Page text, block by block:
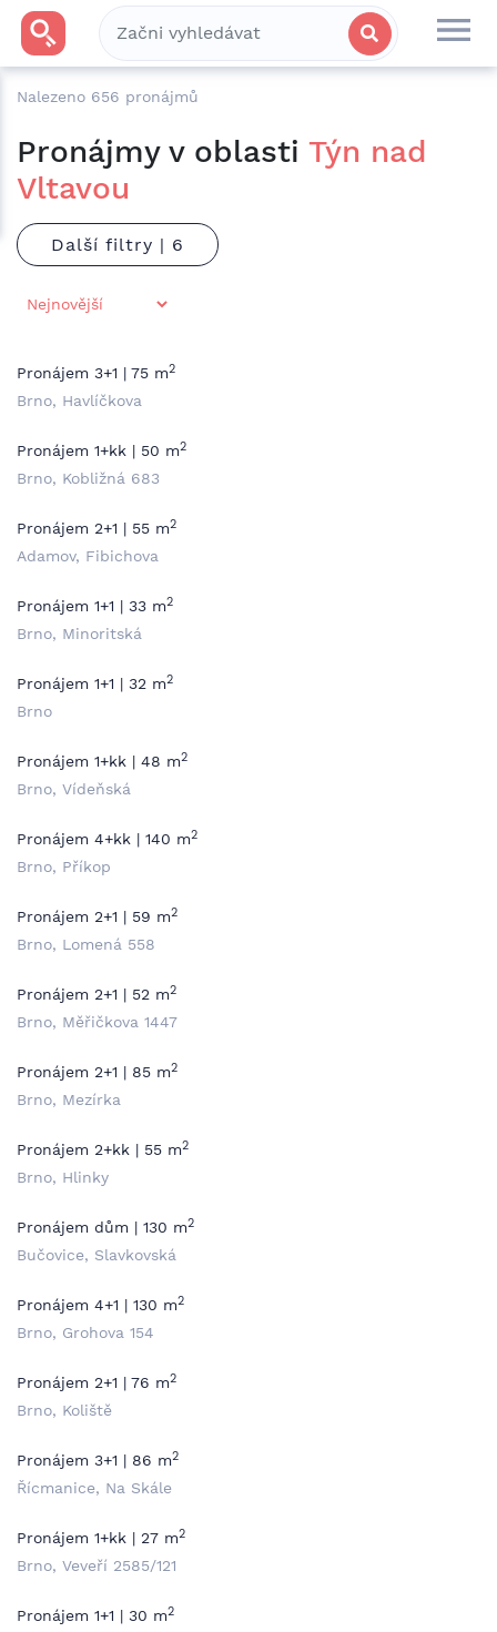
Nalezeno 656 pronájmů
Pronájmy v oblasti Týn nad
Vltavou
Další filtry |
Pronájem 3+1 | 75 m2
Brno, Havlíčkova
Pronájem 1+kk | 50 m2
Brno, Kobližná 683
Pronájem 2+1 | 55 m2
Adamov, Fibichova
Pronájem 1+1 | 33 m2
Brno, Minoritská
Pronájem 1+1 | 32 m2
Brno
Pronájem 1+kk | 48 m2
Brno, Vídeňská
Pronájem 4+kk | 140 m2
Brno, Příkop
Pronájem 2+1 | 59 m2
Brno, Lomená 558
Pronájem 2+1 | 52 m2
Brno, Měřičkova 1447
Pronájem 2+1 | 85 m2
Brno, Mezírka
Pronájem 2+kk | 55 m2
Brno, Hlinky
Pronájem dům | 130 m2
Bučovice, Slavkovská
Pronájem 4+1 | 130 m2
Brno, Grohova 154
Pronájem 2+1 | 76 m2
Brno, Koliště
Pronájem 3+1 | 86 m2
Řícmanice, Na Skále
Pronájem 1+kk | 27 m2
Brno, Veveří 2585/121
Pronájem 1+1 | 30 m2